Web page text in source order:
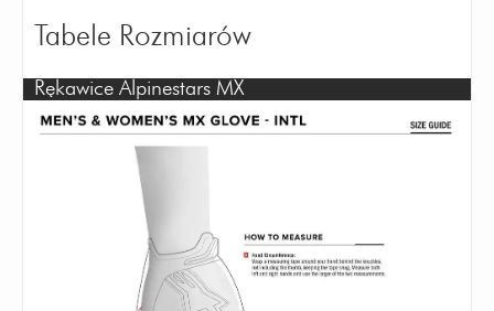
Tabele Rozmiarów
Rękawice Alpinestars MX